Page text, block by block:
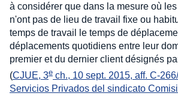
à considérer que dans la mesure où
n'ont pas de lieu de travail fixe ou
temps de travail le temps de
déplacements quotidiens entre leur
premier et du dernier client désignés
(CJUE, 3e ch., 10 sept. 2015, aff. C-
Servicios Privados del sindicato